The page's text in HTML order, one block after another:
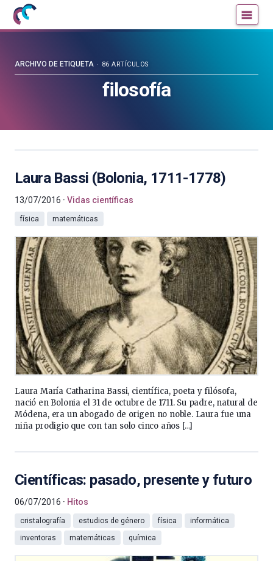
Mujeres
con
blog
filosofía
ARCHIVO DE ETIQUETA 86 ARTÍCULOS
Laura Bassi (Bolonia, 1711-1778)
13/07/2016 Vidas científicas
física matemáticas
Laura María Catharina Bassi, científica, poeta y filósofa,
nació en Bolonia el 31 de octubre de 1711. Su padre, natural de
Módena, era un abogado de origen no noble. Laura fue una
niña prodigio que con tan solo cinco años […]
Científicas: pasado, presente y futuro
06/07/2016 Hitos
cristalografía estudios de género física
informática
inventoras
matemáticas química